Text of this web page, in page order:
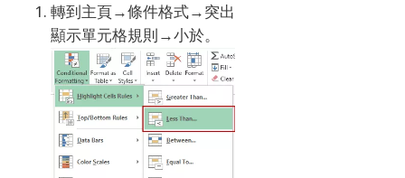
轉到主頁→條件格式→突出
顯示單元格規則→小於。